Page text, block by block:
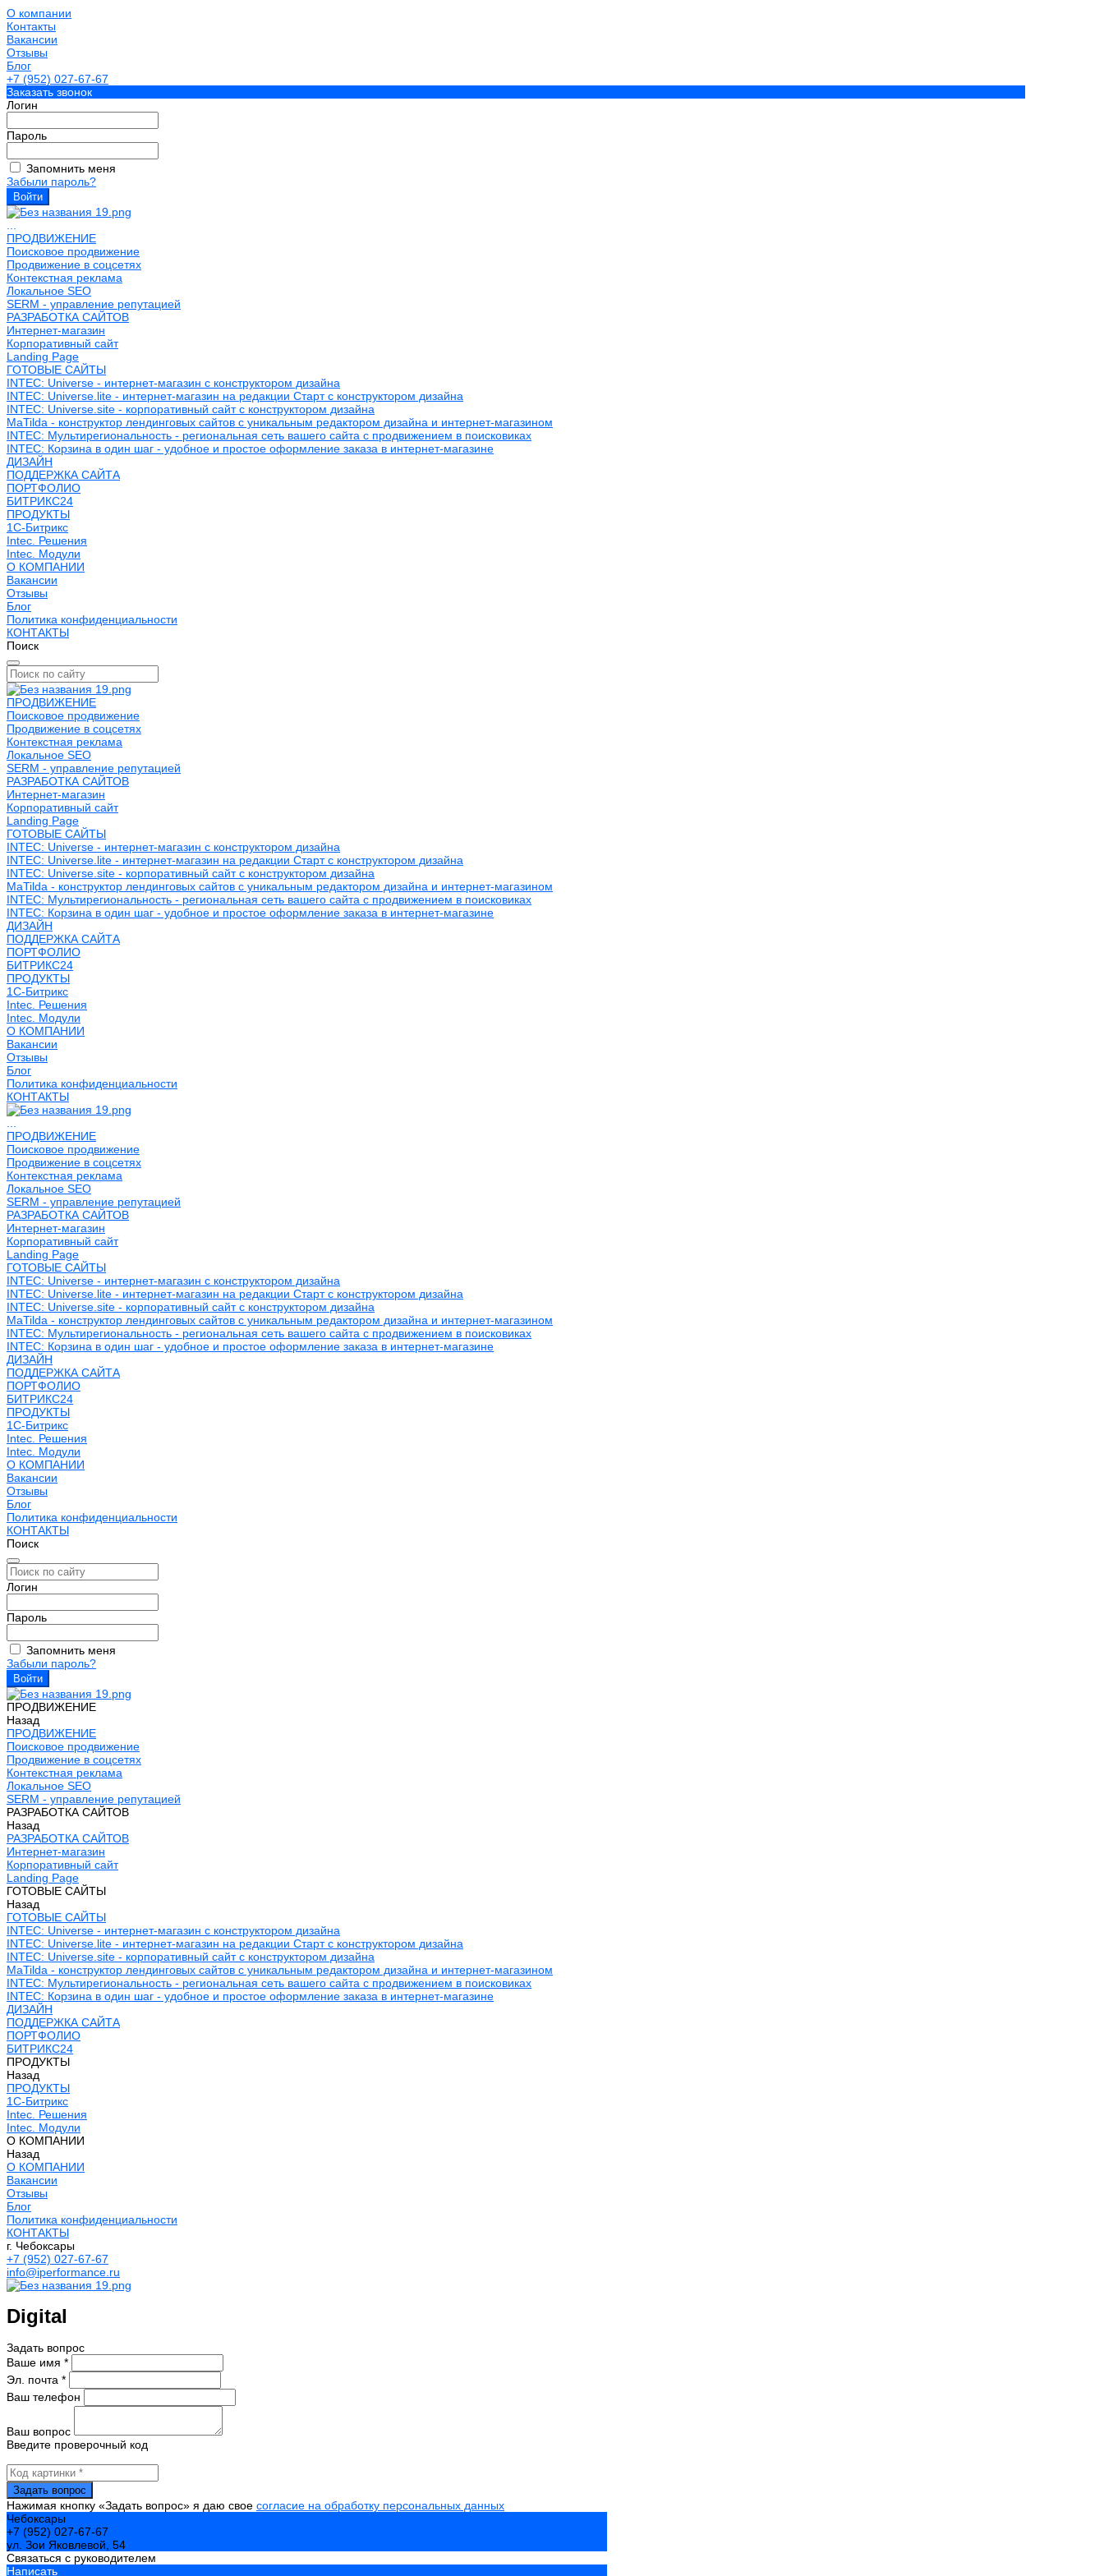
О компании
Контакты
Вакансии
Отзывы
Блог
+7 (952) 027-67-67
Заказать звонок
Логин
Пароль
Запомнить меня
Забыли пароль?
ПРОДВИЖЕНИЕ
Поисковое продвижение
Продвижение в соцсетях
Контекстная реклама
Локальное SEO
SERM - управление репутацией
РАЗРАБОТКА САЙТОВ
Интернет-магазин
Корпоративный сайт
Landing Page
ГОТОВЫЕ САЙТЫ
INTEC: Universe - интернет-магазин с конструктором дизайна
INTEC: Universe.lite - интернет-магазин на редакции Старт с конструктором дизайна
INTEC: Universe.site - корпоративный сайт с конструктором дизайна
MaTilda - конструктор лендинговых сайтов с уникальным редактором дизайна и интернет-магазином
INTEC: Мультирегиональность - региональная сеть вашего сайта с продвижением в поисковиках
INTEC: Корзина в один шаг - удобное и простое оформление заказа в интернет-магазине
ДИЗАЙН
ПОДДЕРЖКА САЙТА
ПОРТФОЛИО
БИТРИКС24
ПРОДУКТЫ
1С-Битрикс
Intec. Решения
Intec. Модули
О КОМПАНИИ
Вакансии
Отзывы
Блог
Политика конфиденциальности
КОНТАКТЫ
Поиск
ПРОДВИЖЕНИЕ
Поисковое продвижение
Продвижение в соцсетях
Контекстная реклама
Локальное SEO
SERM - управление репутацией
РАЗРАБОТКА САЙТОВ
Интернет-магазин
Корпоративный сайт
Landing Page
ГОТОВЫЕ САЙТЫ
INTEC: Universe - интернет-магазин с конструктором дизайна
INTEC: Universe.lite - интернет-магазин на редакции Старт с конструктором дизайна
INTEC: Universe.site - корпоративный сайт с конструктором дизайна
MaTilda - конструктор лендинговых сайтов с уникальным редактором дизайна и интернет-магазином
INTEC: Мультирегиональность - региональная сеть вашего сайта с продвижением в поисковиках
INTEC: Корзина в один шаг - удобное и простое оформление заказа в интернет-магазине
ДИЗАЙН
ПОДДЕРЖКА САЙТА
ПОРТФОЛИО
БИТРИКС24
ПРОДУКТЫ
1С-Битрикс
Intec. Решения
Intec. Модули
О КОМПАНИИ
Вакансии
Отзывы
Блог
Политика конфиденциальности
КОНТАКТЫ
ПРОДВИЖЕНИЕ
Поисковое продвижение
Продвижение в соцсетях
Контекстная реклама
Локальное SEO
SERM - управление репутацией
РАЗРАБОТКА САЙТОВ
Интернет-магазин
Корпоративный сайт
Landing Page
ГОТОВЫЕ САЙТЫ
INTEC: Universe - интернет-магазин с конструктором дизайна
INTEC: Universe.lite - интернет-магазин на редакции Старт с конструктором дизайна
INTEC: Universe.site - корпоративный сайт с конструктором дизайна
MaTilda - конструктор лендинговых сайтов с уникальным редактором дизайна и интернет-магазином
INTEC: Мультирегиональность - региональная сеть вашего сайта с продвижением в поисковиках
INTEC: Корзина в один шаг - удобное и простое оформление заказа в интернет-магазине
ДИЗАЙН
ПОДДЕРЖКА САЙТА
ПОРТФОЛИО
БИТРИКС24
ПРОДУКТЫ
1С-Битрикс
Intec. Решения
Intec. Модули
О КОМПАНИИ
Вакансии
Отзывы
Блог
Политика конфиденциальности
КОНТАКТЫ
Поиск
Логин
Пароль
Запомнить меня
Забыли пароль?
ПРОДВИЖЕНИЕ
Назад
ПРОДВИЖЕНИЕ
Поисковое продвижение
Продвижение в соцсетях
Контекстная реклама
Локальное SEO
SERM - управление репутацией
РАЗРАБОТКА САЙТОВ
Назад
РАЗРАБОТКА САЙТОВ
Интернет-магазин
Корпоративный сайт
Landing Page
ГОТОВЫЕ САЙТЫ
Назад
ГОТОВЫЕ САЙТЫ
INTEC: Universe - интернет-магазин с конструктором дизайна
INTEC: Universe.lite - интернет-магазин на редакции Старт с конструктором дизайна
INTEC: Universe.site - корпоративный сайт с конструктором дизайна
MaTilda - конструктор лендинговых сайтов с уникальным редактором дизайна и интернет-магазином
INTEC: Мультирегиональность - региональная сеть вашего сайта с продвижением в поисковиках
INTEC: Корзина в один шаг - удобное и простое оформление заказа в интернет-магазине
ДИЗАЙН
ПОДДЕРЖКА САЙТА
ПОРТФОЛИО
БИТРИКС24
ПРОДУКТЫ
Назад
ПРОДУКТЫ
1С-Битрикс
Intec. Решения
Intec. Модули
О КОМПАНИИ
Назад
О КОМПАНИИ
Вакансии
Отзывы
Блог
Политика конфиденциальности
КОНТАКТЫ
г. Чебоксары
+7 (952) 027-67-67
info@iperformance.ru
Digital
Задать вопрос
Ваше имя *
Эл. почта *
Ваш телефон
Ваш вопрос
Введите проверочный код
Нажимая кнопку «Задать вопрос» я даю свое согласие на обработку персональных данных
Чебоксары
+7 (952) 027-67-67
ул. Зои Яковлевой, 54
Связаться с руководителем
Написать